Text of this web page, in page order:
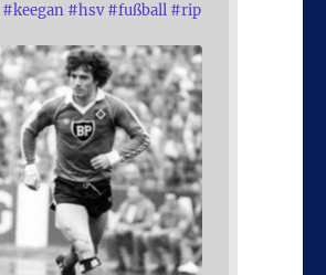
#keegan #hsv #fußball #rip